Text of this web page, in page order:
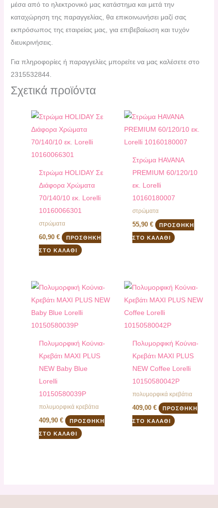
μέσα από το ηλεκτρονικό μας κατάστημα και μετά την
καταχώρηση της παραγγελίας, θα επικοινωνήσει μαζί σας
εκπρόσωπος της εταιρείας μας, για επιβεβαίωση και τυχόν
διευκρινήσεις.
Για πληροφορίες ή παραγγελίες μπορείτε να μας καλέσετε στο
2315532844.
Σχετικά προϊόντα
Στρώμα HOLIDAY Σε
Διάφορα Χρώματα
70/140/10 εκ. Lorelli
10160066301
στρώματα
60,90€ ΠΡΟΣΘΉΚΗ
ΣΤΟ ΚΑΛΆΘΙ
Στρώμα HAVANA
PREMIUM 60/120/10
εκ. Lorelli
10160180007
στρώματα
55,90 € ΠΡΟΣΘΉΚΗ
ΣΤΟ ΚΑΛΆΘΙ
Πολυμορφική Κούνια-
Κρεβάτι MAXI PLUS
NEW Baby Blue
Lorelli
10150580039P
πολυμορφικά κρεβάτια
409,90€ ΠΡΟΣΘΉΚΗ
ΣΤΟ ΚΑΛΆΘΙ
Πολυμορφική Κούνια-
Κρεβάτι MAXI PLUS
NEW Coffee Lorelli
10150580042P
πολυμορφικά κρεβάτια
409,00 € ΠΡΟΣΘΉΚΗ
ΣΤΟ ΚΑΛΆΘΙ